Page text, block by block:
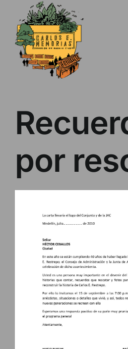
content
por